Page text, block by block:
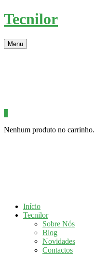
Tecnilor
Menu
Nenhum produto no carrinho.
Início
Tecnilor
Sobre Nós
Blog
Novidades
Contactos